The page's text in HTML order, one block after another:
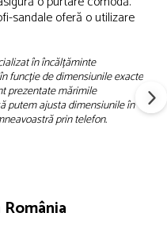
sandale oferă o utilizare
în încălțăminte
funcție de dimensiunile exacte
prezentate mărimile
putem ajusta dimensiunile în
prin telefon.